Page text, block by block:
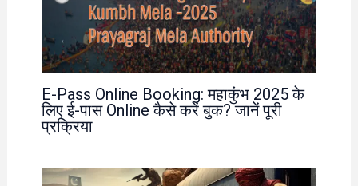
E-Pass Online Booking: महाकुंभ 2025 के
लिए ई-पास Online कैसे करें बुक? जानें पूरी
प्रक्रिया